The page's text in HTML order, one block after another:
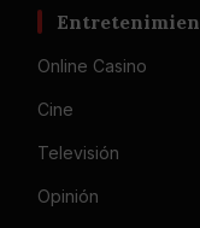
Online Casino
Cine
Televisión
Opinión